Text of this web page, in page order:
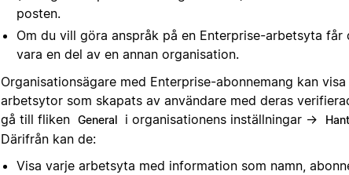
posten.
Om du vill göra anspråk på en Enterprise-arbetsyta får
vara en del av en annan organisation.
Organisationsägare med Enterprise-abonnemang kan
arbetsytor som skapats av användare med deras
gå till fliken General i organisationens inställningar →
Därifrån kan de:
Visa varje arbetsyta med information som namn,